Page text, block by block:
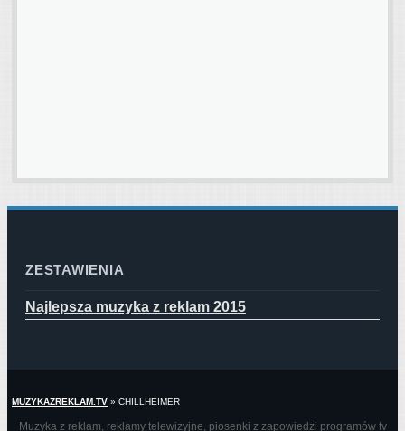
ZESTAWIENIA
Najlepsza muzyka z reklam 2015
MUZYKAZREKLAM.TV » CHILLHEIMER
Muzyka z reklam, reklamy telewizyjne, piosenki z zapowiedzi programów tv